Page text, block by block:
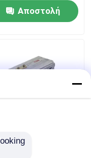
Αποστολή
Βαλβίδα